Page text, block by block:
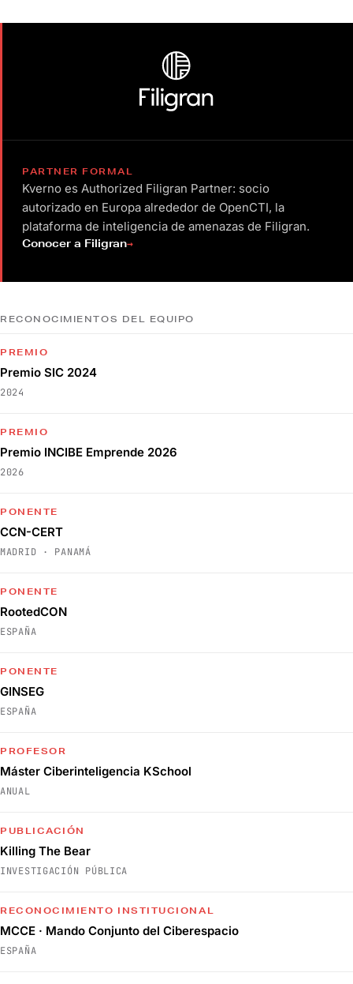
PARTNER FORMAL
Kverno es Authorized Filigran Partner: socio
autorizado en Europa alrededor de OpenCTI, la
plataforma de inteligencia de amenazas de Filigran.
Conocer a Filigran→
RECONOCIMIENTOS DEL EQUIPO
PREMIO
Premio SIC 2024
2024
PREMIO
Premio INCIBE Emprende 2026
2026
PONENTE
CCN-CERT
MADRID · PANAMÁ
PONENTE
RootedCON
ESPAÑA
PONENTE
GINSEG
ESPAÑA
PROFESOR
Máster Ciberinteligencia KSchool
ANUAL
PUBLICACIÓN
Killing The Bear
INVESTIGACIÓN PÚBLICA
RECONOCIMIENTO INSTITUCIONAL
MCCE · Mando Conjunto del Ciberespacio
ESPAÑA